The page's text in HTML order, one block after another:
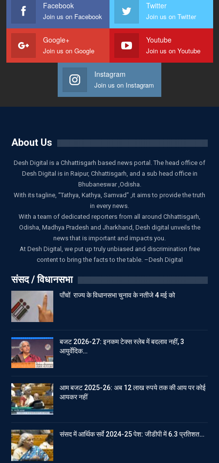
Facebook
Join us on Facebook
Twitter
Join us on Twitter
Google+
Join us on Google
Youtube
Join us on Youtube
Instagram
Join us on Instagram
About Us
Desh Digital is a Chhattisgarh based news portal. The head office of
Desh Digital is in Raipur, Chhattisgarh, and a sub head office in
Bhubaneswar ,Odisha.
With its tagline, “Tathya, Kathya, Samvad” ,it aims to provide the truth
in every news.
With a team of dedicated reporters from all around Chhattisgarh,
Odisha, Madhya Pradesh and Jharkhand, Desh digital unveils the
news that is important and impacts you.
At Desh Digital, we put up truly unbiased and discrimination free
content to bring the facts to the table. –Desh Digital
संसद / विधानसभा
पाँचों राज्य के विधानसभा चुनाव के नतीजे 4 मई को
बजट 2026-27: इनकम टेक्स स्लेब में बदलाव नहीं, 3
आयुर्वेदिक…
आम बजट 2025-26: अब 12 लाख रुपये तक की आय पर कोई
आयकर नहीं
संसद में आर्थिक सर्वे 2024-25 पेश: जीडीपी में 6.3 प्रतिशत…